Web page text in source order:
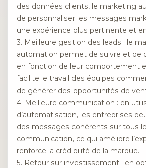
des données clients, le marketing
de personnaliser les messages
une expérience plus pertinente et
3. Meilleure gestion des leads : le
automation permet de suivre et de
en fonction de leur comportement
facilite le travail des équipes
de générer des opportunités de
4. Meilleure communication : en
d’automatisation, les entreprises
des messages cohérents sur tous
communication, ce qui améliore
renforce la crédibilité de la marque.
5. Retour sur investissement : en